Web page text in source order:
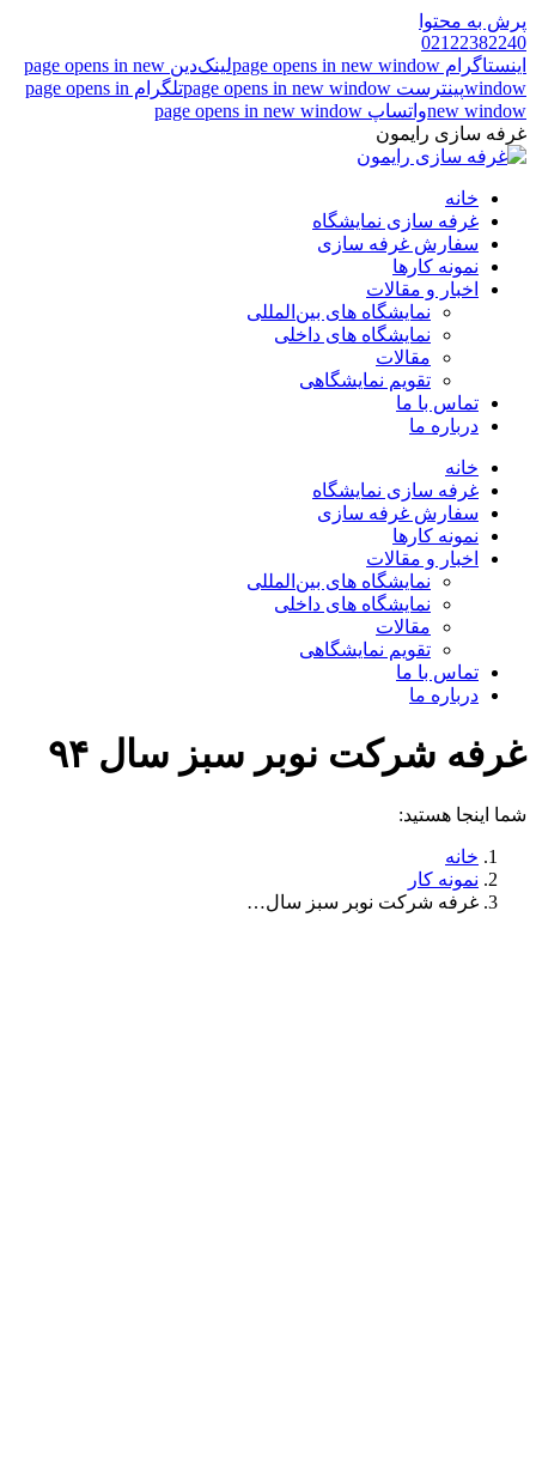
پرش به محتوا
02122382240
اینستاگرام page opens in new window
لینک‌دین page opens in new
windowپینترست page opens in new window
تلگرام page opens in
new windowواتساپ page opens in new window
غرفه سازی رایمون
خانه
غرفه سازی نمایشگاه
سفارش غرفه سازی
نمونه کارها
اخبار و مقالات
نمایشگاه های بین‌المللی
نمایشگاه های داخلی
مقالات
تقویم نمایشگاهی
تماس با ما
درباره ما
خانه
غرفه سازی نمایشگاه
سفارش غرفه سازی
نمونه کارها
اخبار و مقالات
نمایشگاه های بین‌المللی
نمایشگاه های داخلی
مقالات
تقویم نمایشگاهی
تماس با ما
درباره ما
غرفه شرکت نوبر سبز سال ۹۴
شما اینجا هستید:
خانه
نمونه کار
غرفه شرکت نوبر سبز سال…